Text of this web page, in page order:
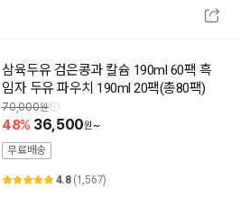
삼육두유 검은콩과 칼슘 190ml 60팩 흑
임자 두유 파우치 190ml 20팩(총80팩)
70,000
48 36,500
~
무료배송
4.8 (1,567)